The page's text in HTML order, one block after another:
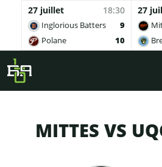
27 juillet 18:30
Inglorious Batters
9
Polane
10
27
Skip to main content
MITTES VS